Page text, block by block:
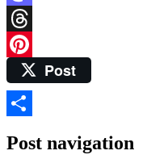
Mastodon
Threads
PinterestPost
Post navigation